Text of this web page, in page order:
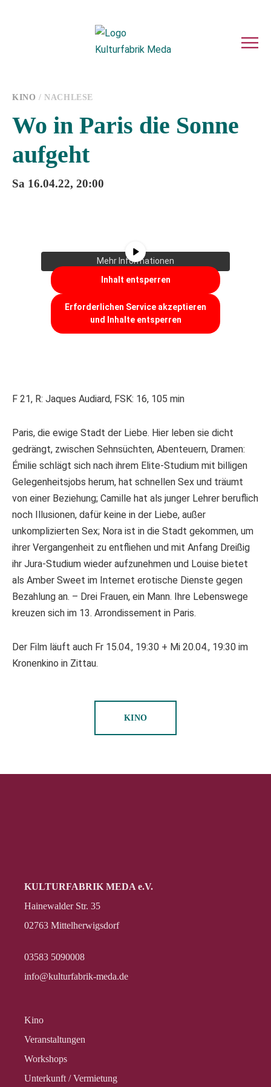
KINO / NACHLESE
Wo in Paris die Sonne
aufgeht
Sa 16.04.22, 20:00
Mehr Informationen
Inhalt entsperren
Erforderlichen Service akzeptieren
und Inhalte entsperren
F 21, R: Jaques Audiard, FSK: 16, 105 min
Paris, die ewige Stadt der Liebe. Hier leben sie dicht
gedrängt, zwischen Sehnsüchten, Abenteuern, Dramen:
Émilie schlägt sich nach ihrem Elite-Studium mit billigen
Gelegenheitsjobs herum, hat schnellen Sex und träumt
von einer Beziehung; Camille hat als junger Lehrer beruflich
noch Illusionen, dafür keine in der Liebe, außer
unkomplizierten Sex; Nora ist in die Stadt gekommen, um
ihrer Vergangenheit zu entfliehen und mit Anfang Dreißig
ihr Jura-Studium wieder aufzunehmen und Louise bietet
als Amber Sweet im Internet erotische Dienste gegen
Bezahlung an. – Drei Frauen, ein Mann. Ihre Lebenswege
kreuzen sich im 13. Arrondissement in Paris.
Der Film läuft auch Fr 15.04., 19:30 + Mi 20.04., 19:30 im
Kronenkino in Zittau.
KINO
KULTURFABRIK MEDA e.V.
Hainewalder Str. 35
02763 Mittelherwigsdorf
03583 5090008
info@kulturfabrik-meda.de
Kino
Veranstalt­ungen
Workshops
Unterkunft / Vermietung